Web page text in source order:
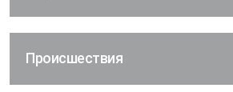
Происшествия